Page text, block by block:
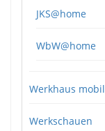
JKS@home
WbW@home
Werkhaus mobil
Werkschauen